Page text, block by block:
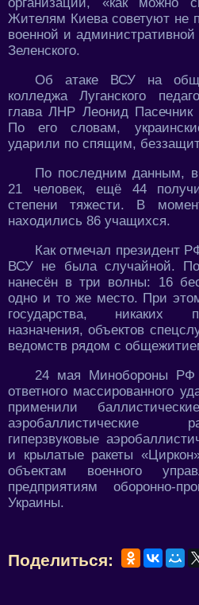
Жителям Киева советуют не
военной и
Зеленского.
Об атаке ВСУ на
колледжа Луганского
глава ЛНР Леонид
По его словам,
ударили по спящим,
По последним данным, в
21 человек, ещё 44
степени тяжести. В
находились 86 учащихся.
Как отмечал президент
ВСУ не была случайной.
нанесён в три волны: 16
одно и то же место. При
государства, никаких
назначения, объектов
ведомств рядом с
24 мая Минобороны РФ
ответного массированного
применили
аэробаллистические
гиперзвуковые
и крылатые ракеты
объектам военного
предприятиям оборонно-
Украины.
Поделиться: